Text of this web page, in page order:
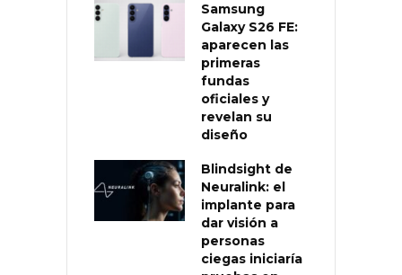
Samsung
Galaxy S26 FE:
aparecen las
primeras
fundas
oficiales y
revelan su
diseño
Blindsight de
Neuralink: el
implante para
dar visión a
personas
ciegas iniciaría